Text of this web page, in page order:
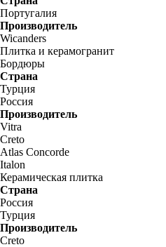
Португалия
Производитель
Wicanders
Плитка и керамогранит
Бордюры
Страна
Турция
Россия
Производитель
Vitra
Creto
Atlas Concorde
Italon
Керамическая плитка
Страна
Россия
Турция
Производитель
Creto